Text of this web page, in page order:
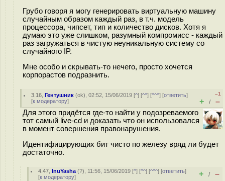
Грубо говоря я могу генерировать виртуальную машину
случайным образом каждый раз, в т.ч. модель
процессора, чипсет, тип и количество дисков. Хотя я
думаю это уже слишком, разумный компромисс - каждый
раз загружаться в чистую неуникальную систему со
случайного IP.
Мне особо и скрывать-то нечего, просто хочется
корпорастов подразнить.
3.16 ,Гентушник (ok), 02:52, 15/06/2019 [^] [^^] [^^^] [ответить]
[к модератору]
–1
+ / –
Для этого придётся где-то найти у подозреваемого
тот самый live-cd и доказать что он использовался
в момент совершения правонарушения.
Идентифицирующих бит чисто по железу вряд ли будет
достаточно.
4.47 ,InuYasha (?), 11:56, 15/06/2019 [^] [^^] [^^^] [ответить]
[к модератору] + / –